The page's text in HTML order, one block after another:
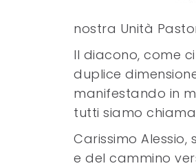
nostra Unità
Il diacono, come
duplice
manifestando in
tutti siamo
Carissimo
e del cammino